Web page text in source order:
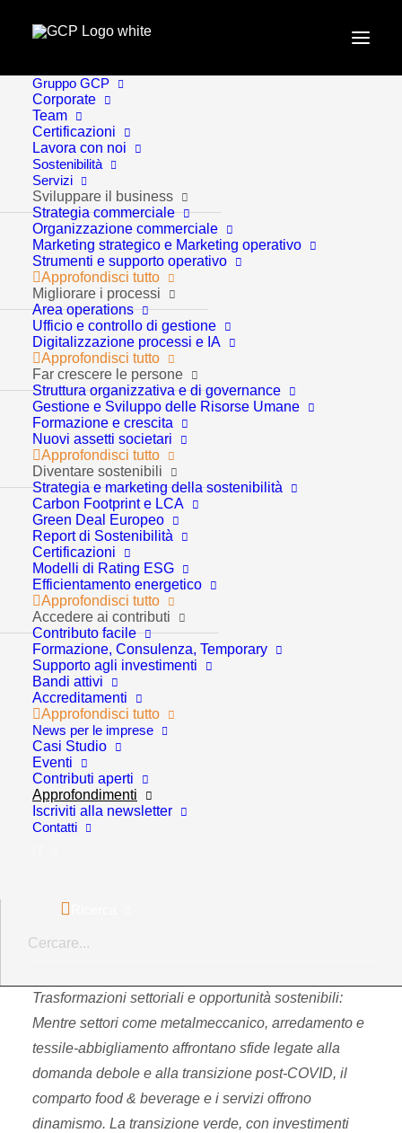
Gruppo GCP
Corporate
Team
Certificazioni
Lavora con noi
Sostenibilità
Servizi
Sviluppare il business
Strategia commerciale
Organizzazione commerciale
Marketing strategico e Marketing operativo
Strumenti e supporto operativo
Approfondisci tutto
Migliorare i processi
Area operations
Ufficio e controllo di gestione
Digitalizzazione processi e IA
Approfondisci tutto
Far crescere le persone
Struttura organizzativa e di governance
Gestione e Sviluppo delle Risorse Umane
Formazione e crescita
Nuovi assetti societari
Approfondisci tutto
Diventare sostenibili
Strategia e marketing della sostenibilità
Carbon Footprint e LCA
Green Deal Europeo
Report di Sostenibilità
Certificazioni
Modelli di Rating ESG
Efficientamento energetico
Approfondisci tutto
Accedere ai contributi
Contributo facile
Formazione, Consulenza, Temporary
Supporto agli investimenti
Bandi attivi
Accreditamenti
Approfondisci tutto
News per le imprese
Casi Studio
Eventi
Contributi aperti
Approfondimenti
Iscriviti alla newsletter
Contatti
Home
Approfondimenti
Trend macroeconomici e settoriali: i 10 punti chiave del
2° Report
Approfondimenti
Trend macroeconomici e
settoriali: i 10 punti
chiave del 2° Report
I trimestre 2025
Come ci eravamo lasciati…i punti chiave del 1°
Report sui trend macroeconomici e settoriali – IV
trimestre 2024
Crescita economica e regionalizzazione
del PIL sarà più forte in Oriente, soprattutto in India,
mentre Europa e Stati Uniti cresceranno a ritmo più
un’opportunità per la manifattura italiana, con focus
Trasformazioni settoriali e opportunità sostenibili:
Mentre settori come metalmeccanico, arredamento e
tessile-abbigliamento affrontano sfide legate alla
domanda debole e alla transizione post-COVID, il
comparto food & beverage e i servizi offrono
dinamismo. La transizione verde, con investimenti